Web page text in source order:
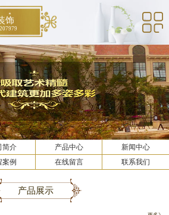
饰
简介 产品中心
新闻中心
案例 在线留言 联系我们
产品展示